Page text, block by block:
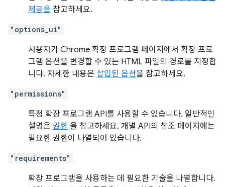
제공을 참고하세요.
"options_ui"
사용자가 Chrome 확장 프로그램 페이지에서 확장 프로
그램 옵션을 변경할 수 있는 HTML 파일의 경로를 지정합
니다. 자세한 내용은 삽입된 옵션을 참고하세요.
"permissions"
특정 확장 프로그램 API를 사용할 수 있습니다. 일반적인
설명은 권한 을 참고하세요. 개별 API의 참조 페이지에는
필요한 권한이 나열되어 있습니다.
"requirements"
확장 프로그램을 사용하는 데 필요한 기술을 나열합니다.